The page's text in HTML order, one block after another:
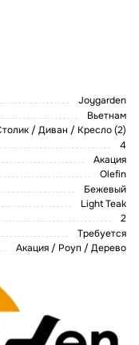
Joygarden
Вьетнам
/ Диван / Кресло (2)
4
Акация
Olefin
Бежевый
Light Teak
2
Требуется
Акация / Роуп / Дерево